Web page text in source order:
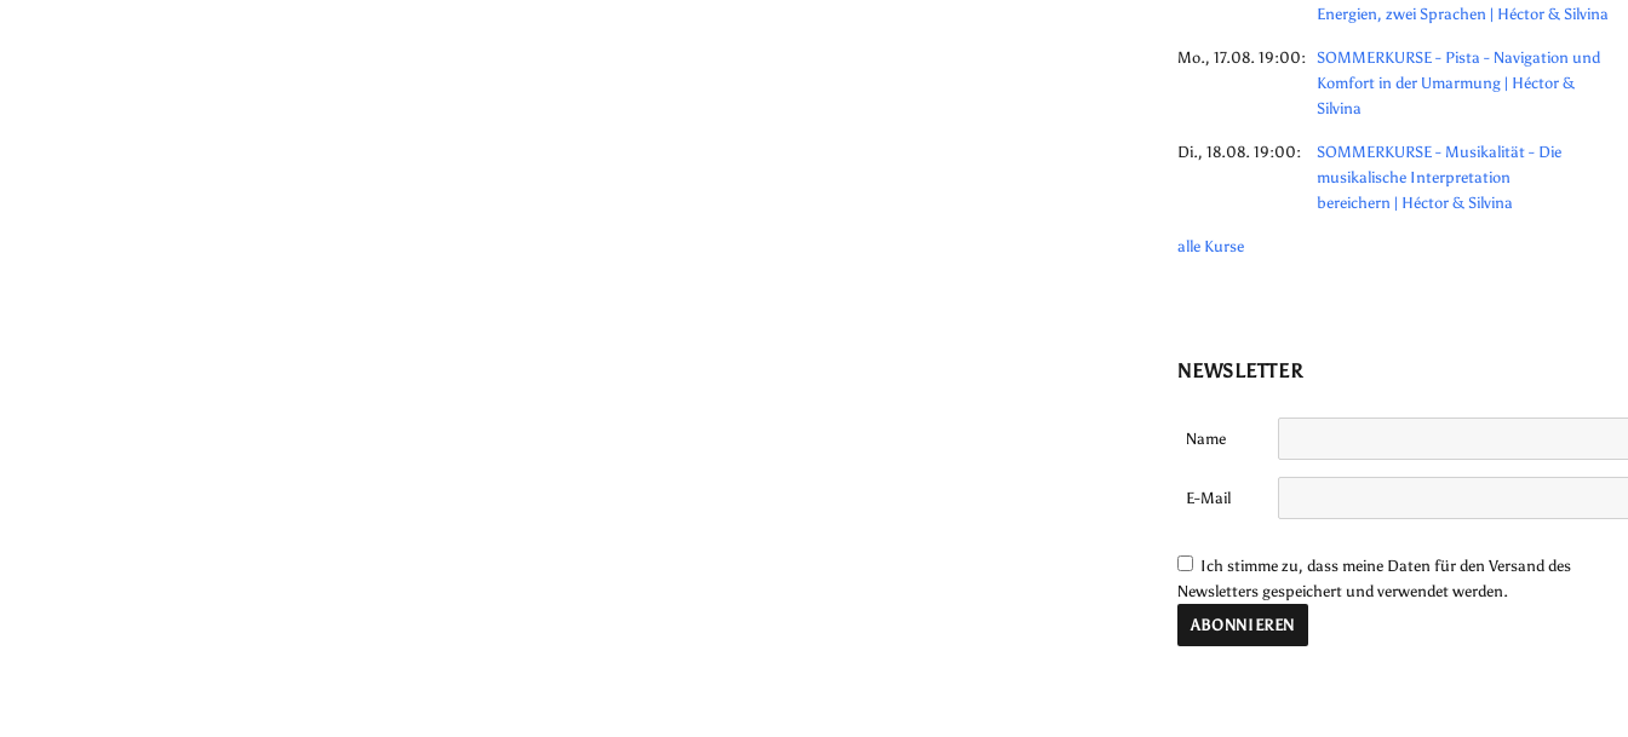
Energien, zwei Sprachen | Héctor & Silvina
Mo., 17.08. 19:00: SOMMERKURSE - Pista - Navigation und
Komfort in der Umarmung | Héctor &
Silvina
Di., 18.08. 19:00:
SOMMERKURSE - Musikalität - Die
musikalische Interpretation
bereichern | Héctor & Silvina
alle Kurse
NEWSLETTER
Name
E-Mail
Ich stimme zu, dass meine Daten für den Versand des
Newsletters gespeichert und verwendet werden.